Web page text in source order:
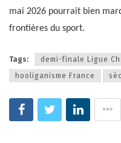
mai 2026 pourrait bien
frontières du sport.
Tags: demi-finale Ligue
hooliganisme France